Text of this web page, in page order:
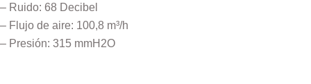
– Ruido: 68 Decibel
– Flujo de aire: 100,8 m³/h
– Presión: 315 mmH2O